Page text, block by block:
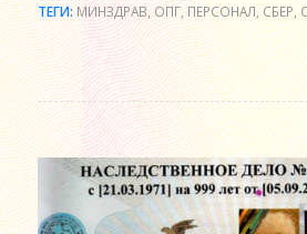
ТЕГИ:МИНЗДРАВ,ОПГ,ПЕРСОНАЛ,СБЕР,